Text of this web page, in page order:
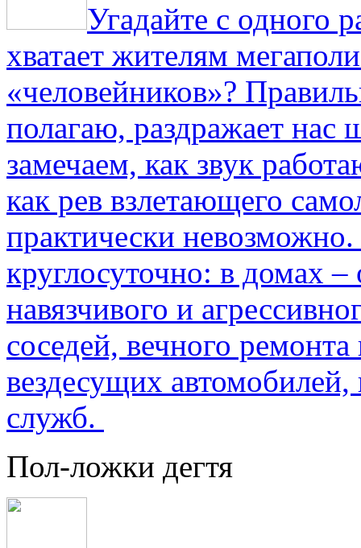
Угадайте с одного
хватает жителям
«человейников»?
полагаю, раздражает нас
замечаем, как звук
как рев взлетающего
практически
круглосуточно: в домах
навязчивого и
соседей, вечного
вездесущих
служб.
Пол-ложки дегтя